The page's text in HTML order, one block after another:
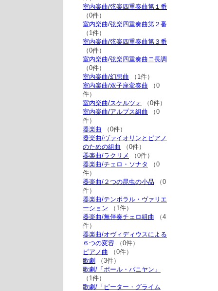
室内楽曲/弦楽四重奏曲第１番
（0件）
室内楽曲/弦楽四重奏曲第２番
（1件）
室内楽曲/弦楽四重奏曲第３番
（0件）
室内楽曲/弦楽四重奏曲ニ長調
（0件）
室内楽曲/幻想曲 （1件）
室内楽曲/双子座変奏曲 （0
件）
室内楽曲/スケルツォ
（0件）
室内楽曲/アルプス組曲 （0
件）
器楽曲 （0件）
器楽曲/ヴァイオリンとピアノ
のための組曲 （0件）
器楽曲/ラクリメ
（0件）
器楽曲/チェロ・ソナタ
（0
件）
器楽曲/２つの昆虫の小品 （0
件）
器楽曲/テンポラル・ヴァリエ
ーション （1件）
器楽曲/無伴奏チェロ組曲 （4
件）
器楽曲/オヴィディウスによる
６つの変容 （0件）
ピアノ曲 （0件）
歌劇
（3件）
歌劇/「ポール・バニヤン」
（1件）
歌劇/「ピーター・グライム